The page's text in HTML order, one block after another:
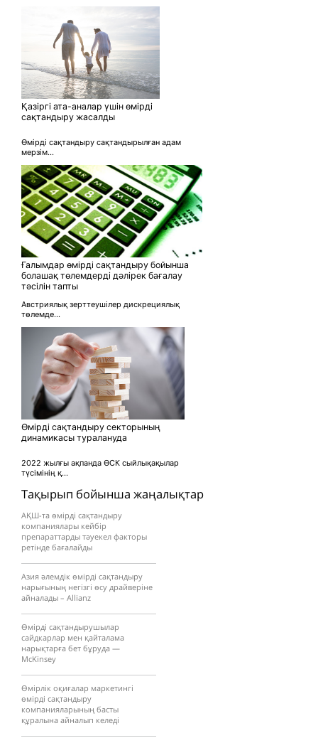
Тақырып бойынша жаңалықтар
АҚШ-та өмірді сақтандыру
компаниялары кейбір
препараттарды тәуекел факторы
ретінде бағалайды
Азия әлемдік өмірді сақтандыру
нарығының негізгі өсу драйверіне
айналады – Allianz
Өмірді сақтандырушылар
сайдкарлар мен қайталама
нарықтарға бет бұруда —
McKinsey
Өмірлік оқиғалар маркетингі
өмірді сақтандыру
компанияларының басты
құралына айналып келеді
Қазіргі ата-аналар үшін өмірді
сақтандыру жасалды
Өмірді сақтандыру сақтандырылған адам
мерзім...
Ғалымдар өмірді сақтандыру бойынша
болашақ төлемдерді дәлірек бағалау
тәсілін тапты
Австриялық зерттеушілер дискрециялық
төлемде...
Өмірді сақтандыру секторының
динамикасы туралануда
2022 жылғы ақпанда ӨСК сыйлықақылар
түсімінің қ...